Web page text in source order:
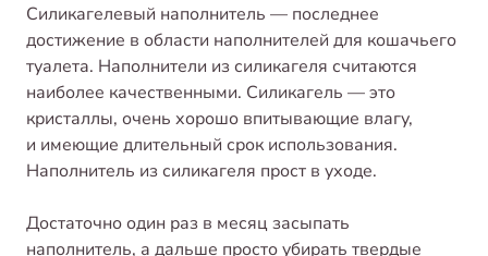
Силикагелевый наполнитель — последнее
достижение в области наполнителей для кошачьего
туалета. Наполнители из силикагеля считаются
наиболее качественными. Силикагель — это
кристаллы, очень хорошо впитывающие влагу,
и имеющие длительный срок использования.
Наполнитель из силикагеля прост в уходе.
Достаточно один раз в месяц засыпать
наполнитель, а дальше просто убирать твердые